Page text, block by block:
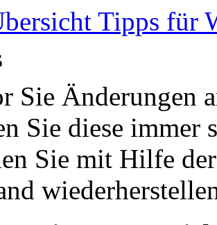
Tipps für
Sie Änderungen
Sie diese immer
Sie mit Hilfe